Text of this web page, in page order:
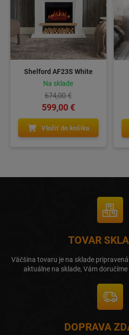
Shelford AF23S White
Na sklade
674,00 €
599,00 €
Vložiť do košíka
TOVAR
Väčšina tovaru je na sklade
aktuálne na sklade, Vám
DOPRAVA